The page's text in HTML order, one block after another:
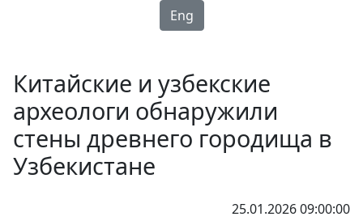
Eng
Китайские и узбекские
археологи обнаружили
стены древнего городища в
Узбекистане
25.01.2026 09:00:00